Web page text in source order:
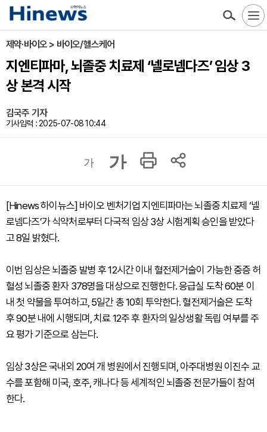
제약·바이오 > 바이오/헬스케어
지엔티파마, 뇌졸중 치료제 ‘넬로넴다즈’ 임상 3
상 본격 시작
김국주 기자
기사입력 : 2025-07-08 10:44
가 가
[Hinews 하이뉴스] 바이오 벤처기업 지엔티파마는 뇌졸중 치료제 ‘넬
로넴다즈’가 식약처로부터 다국적 임상 3상 시험계획 승인을 받았다
고 8일 밝혔다.
이번 임상은 뇌졸중 발병 후 12시간 이내 혈전제거술이 가능한 중증 허
혈성 뇌졸중 환자 378명을 대상으로 진행한다. 응급실 도착 60분 이
내 첫 약물을 투여하고, 5일간 총 10회 투약한다. 혈전제거술은 도착
후 90분 내에 시행되며, 치료 12주 후 환자의 일상생활 독립 여부를 주
요 평가 기준으로 삼는다.
임상 3상은 국내외 20여 개 병원에서 진행되며, 아주대병원 이진수 교
수를 포함해 미국, 호주, 캐나다 등 세계적인 뇌졸중 전문가들이 참여
한다.